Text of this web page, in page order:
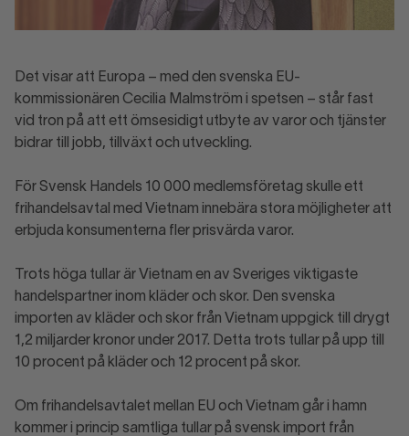
Det visar att Europa – med den svenska EU-
kommissionären Cecilia Malmström i spetsen – står fast
vid tron på att ett ömsesidigt utbyte av varor och tjänster
bidrar till jobb, tillväxt och utveckling.
För Svensk Handels 10 000 medlemsföretag skulle ett
frihandelsavtal med Vietnam innebära stora möjligheter att
erbjuda konsumenterna fler prisvärda varor.
Trots höga tullar är Vietnam en av Sveriges viktigaste
handelspartner inom kläder och skor. Den svenska
importen av kläder och skor från Vietnam uppgick till drygt
1,2 miljarder kronor under 2017. Detta trots tullar på upp till
10 procent på kläder och 12 procent på skor.
Om frihandelsavtalet mellan EU och Vietnam går i hamn
kommer i princip samtliga tullar på svensk import från